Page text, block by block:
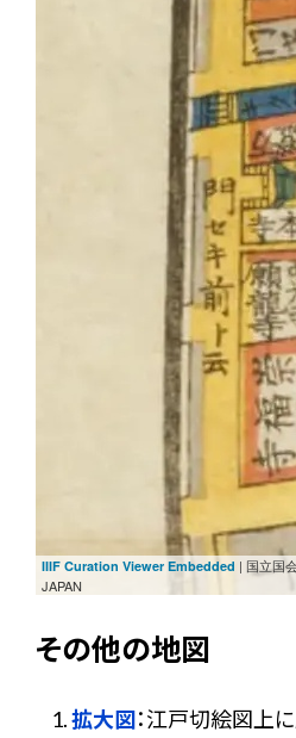
IIIF Curation Viewer Embedded | 国立国
JAPAN
その他の地図
拡大図：江戸切絵図上